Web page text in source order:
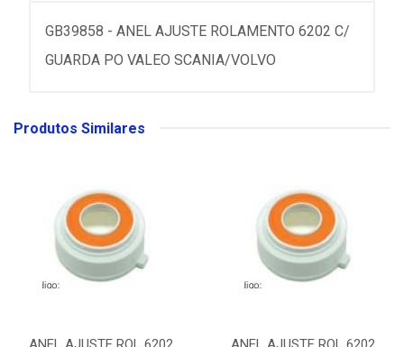
GB39858 - ANEL AJUSTE ROLAMENTO 6202 C/
GUARDA PO VALEO SCANIA/VOLVO
Produtos Similares